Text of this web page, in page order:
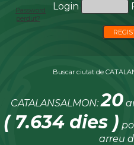
Login
Password
perdut?
Buscar ciutat de
CATALANSALMON:20
( 7.634 dies )
arreu